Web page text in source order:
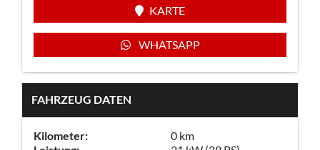
KARTE
WHATSAPP
FAHRZEUG DATEN
Kilometer:
0 km